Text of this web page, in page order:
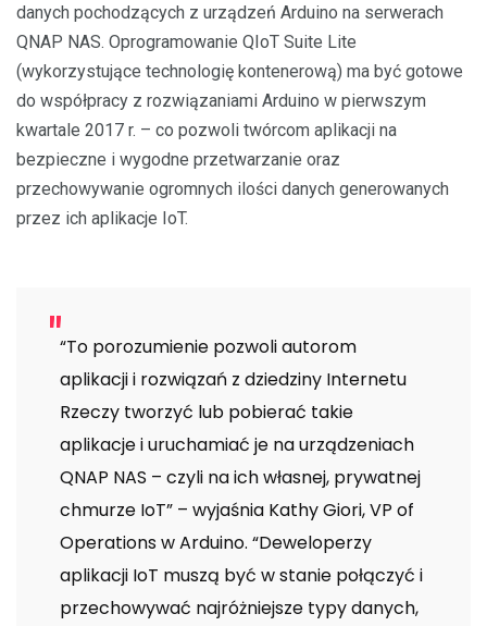
danych pochodzących z urządzeń Arduino na serwerach
QNAP NAS. Oprogramowanie QIoT Suite Lite
(wykorzystujące technologię kontenerową) ma być gotowe
do współpracy z rozwiązaniami Arduino w pierwszym
kwartale 2017 r. – co pozwoli twórcom aplikacji na
bezpieczne i wygodne przetwarzanie oraz
przechowywanie ogromnych ilości danych generowanych
przez ich aplikacje IoT.
“To porozumienie pozwoli autorom
aplikacji i rozwiązań z dziedziny Internetu
Rzeczy tworzyć lub pobierać takie
aplikacje i uruchamiać je na urządzeniach
QNAP NAS – czyli na ich własnej, prywatnej
chmurze IoT” – wyjaśnia Kathy Giori, VP of
Operations w Arduino. “Deweloperzy
aplikacji IoT muszą być w stanie połączyć i
przechowywać najróżniejsze typy danych,